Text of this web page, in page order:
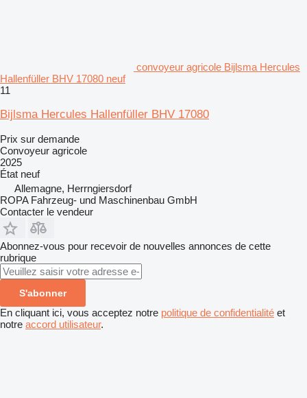
convoyeur agricole Bijlsma Hercules
Hallenfüller BHV 17080 neuf
11
Bijlsma Hercules Hallenfüller BHV 17080
Prix sur demande
Convoyeur agricole
2025
État neuf
Allemagne, Herrngiersdorf
ROPA Fahrzeug- und Maschinenbau GmbH
Contacter le vendeur
Abonnez-vous pour recevoir de nouvelles annonces de cette
rubrique
S'abonner
En cliquant ici, vous acceptez notre politique de confidentialité et
notre accord utilisateur.